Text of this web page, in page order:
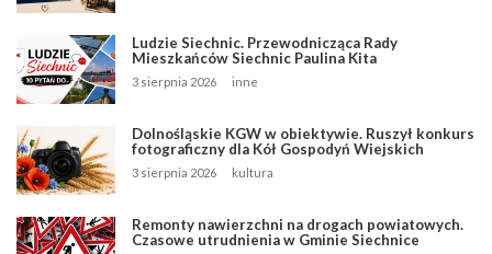
Ludzie Siechnic. Przewodnicząca Rady
Mieszkańców Siechnic Paulina Kita
3 sierpnia 2026 inne
Dolnośląskie KGW w obiektywie. Ruszył konkurs
fotograficzny dla Kół Gospodyń Wiejskich
3 sierpnia 2026 kultura
Remonty nawierzchni na drogach powiatowych.
Czasowe utrudnienia w Gminie Siechnice